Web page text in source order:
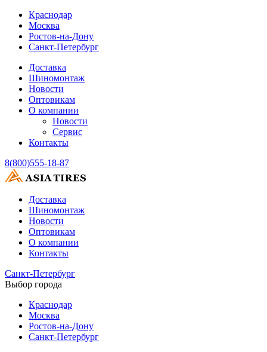
Краснодар
Москва
Ростов-на-Дону
Санкт-Петербург
Доставка
Шиномонтаж
Новости
Оптовикам
О компании
Новости
Сервис
Контакты
8(800)555-18-87
Доставка
Шиномонтаж
Новости
Оптовикам
О компании
Контакты
Санкт-Петербург
Выбор города
Краснодар
Москва
Ростов-на-Дону
Санкт-Петербург